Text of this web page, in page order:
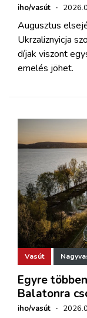
iho/vasút ·
Augusztus
Ukrzaliznyicja
díjak viszont
emelés jöhet.
Vasút
Egyre
Balatonra
iho/vasút ·